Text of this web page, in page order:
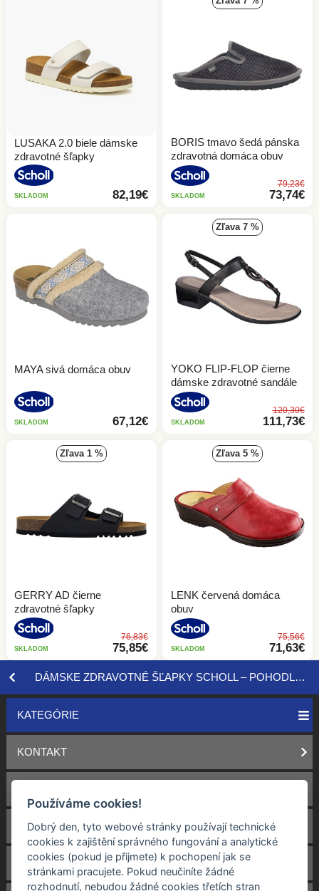
LUSAKA 2.0 biele dámske
zdravotné šľapky
82,19€
SKLADOM
BORIS tmavo šedá pánska
zdravotná domáca obuv
79,23€
73,74€
SKLADOM
MAYA sivá domáca obuv
67,12€
SKLADOM
zľava 7 %
YOKO FLIP-FLOP čierne
dámske zdravotné sandále
120,30€
111,73€
SKLADOM
zľava 1 %
GERRY AD čierne
zdravotné šľapky
76,83€
75,85€
SKLADOM
zľava 5 %
LENK červená domáca
obuv
75,56€
71,63€
SKLADOM
DÁMSKE ZDRAVOTNÉ ŠĽAPKY SCHOLL – POHODLIE, ĽAHKOSŤ, OPORA
KATEGÓRIE
KONTAKT
DOPRAVA
VRACENÍ A REKLAMÁCIE
Používáme cookies!
Dobrý den, tyto webové stránky používají technické
cookies k zajištění správného fungování a analytické
cookies (pokud je přijmete) k pochopení jak se
stránkami pracujete. Pokud neučiníte žádné
rozhodnutí, nebudou žádné cookies třetích stran